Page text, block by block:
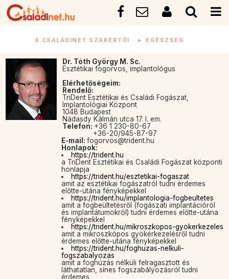
A CSALÁDINET SZAKÉRTŐI ► EGÉSZSÉG
Dr. Tóth György M. Sc.
Esztétikai fogorvos, implantológus
Elérhetőségeim:
Rendelő:
TriDent Esztétikai és Családi Fogászat,
Implantológiai Központ
1048 Budapest
Nádasdy Kálmán utca 17. I. em.
Telefon: +36 1 230-80-67
+36-20/945-87-97
E-mail: fogorvos@trident.hu
Honlapok:
https://trident.hu
a TriDent Esztétikai és Családi Fogászat központi
honlapja
https://trident.hu/esztetikai-fogaszat
amit az esztétikai fogászatról tudni érdemes
előtte-utána fényképekkel
https://trident.hu/implantologia-fogbeultetes
amit a fogbeültetésről (fogászati implantációról
és implantátumokról) tudni érdemes előtte-utána
fényképekkel
https://trident.hu/mikroszkopos-gyokerkezeles
amit a mikroszkópos gyökérkezelésről tudni
érdemes előtte-utána fényképekkel
https://trident.hu/foghuzas-nelkuli-
fogszabalyozas
amit a foghúzás nélküli felragasztott és
láthatatlan, sínes fogszabályozásról tudni
érdemes